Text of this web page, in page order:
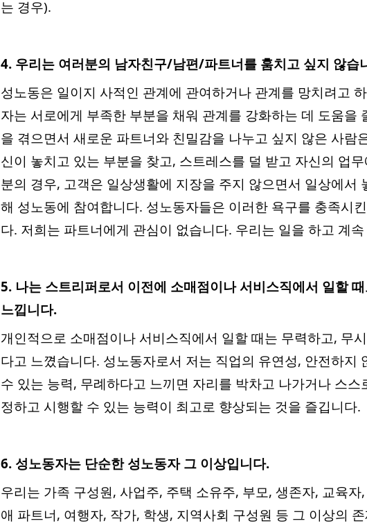
는 경우).
4. 우리는 여러분의 남자친구/남편/파트너를 훔치고 싶지 않습
성노동은 일이지 사적인 관계에 관여하거나 관계를 망치려고
자는 서로에게 부족한 부분을 채워 관계를 강화하는 데 도움을
을 겪으면서 새로운 파트너와 친밀감을 나누고 싶지 않은 사람
신이 놓치고 있는 부분을 찾고, 스트레스를 덜 받고 자신의 업
분의 경우, 고객은 일상생활에 지장을 주지 않으면서 일상에서
해 성노동에 참여합니다. 성노동자들은 이러한 욕구를 충족시
다. 저희는 파트너에게 관심이 없습니다. 우리는 일을 하고 계
5. 나는 스트리퍼로서 이전에 소매점이나 서비스직에서 일할
느낍니다.
개인적으로 소매점이나 서비스직에서 일할 때는 무력하고, 무
다고 느꼈습니다. 성노동자로서 저는 직업의 유연성, 안전하지
수 있는 능력, 무례하다고 느끼면 자리를 박차고 나가거나 스스
정하고 시행할 수 있는 능력이 최고로 향상되는 것을 즐깁니다.
6. 성노동자는 단순한 성노동자 그 이상입니다.
우리는 가족 구성원, 사업주, 주택 소유주, 부모, 생존자, 교육
애 파트너, 여행자, 작가, 학생, 지역사회 구성원 등 그 이상의